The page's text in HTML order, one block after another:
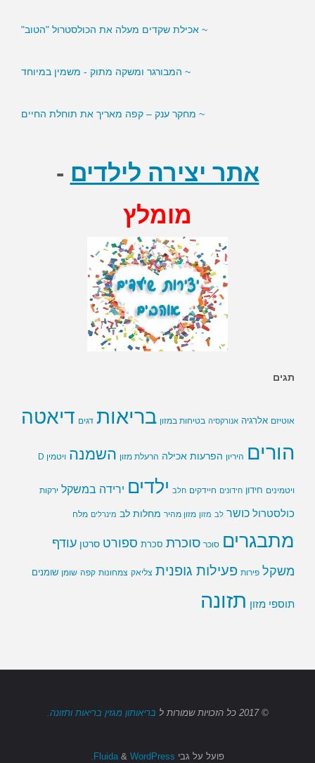
~ אכילת שקדים מעלה את הכולסטרול "הטוב"
~ מחקר ענק – קפה מאריך את תוחלת החיים
אתר יצירה לילדים -
מומלץ
תגים
אוטיזם אלרגיה אנורקסיה בטיחות במזון בריאות דגים דיאטה
הורים היריון הפרעות אכילה הרעלת מזון השמנה ויטמין D
ויטמינים חידון חידונים חיידקים חלב ילדים ירידה במשקל ירקות
כולסטרול כושר לב מזון מזון מהיר מחלות לב מינרלים מלח
מתבגרים סוכר סוכרת סכרת ספורט סרטן עודף
משקל פירות פעילות גופנית צליאק צמחונות קפה שומן שומנים
תוספי מזון תזונה
© 2017 כל הזכויות שמורות ל בריאותון מגזין בריאות ותזונה.
פועל על גבי & WordPress.